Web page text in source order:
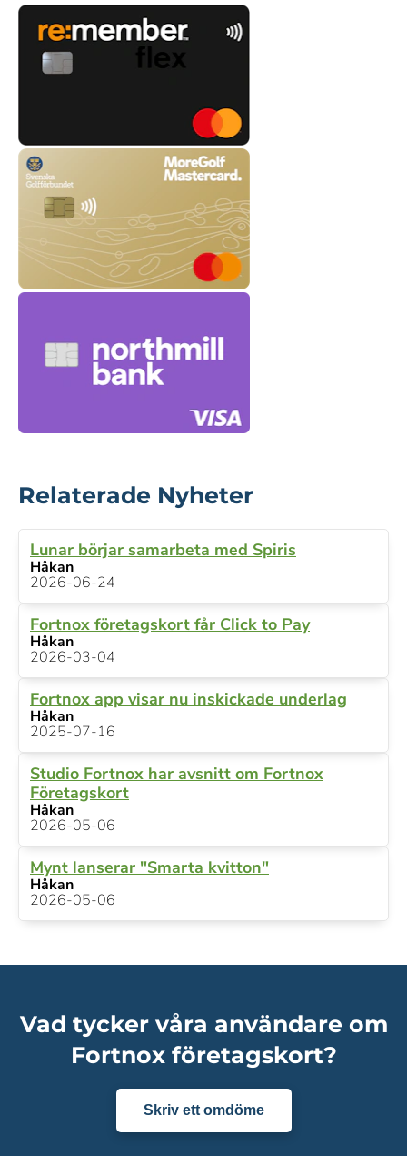
Relaterade Nyheter
Lunar börjar samarbeta med Spiris
Håkan
2026-06-24
Fortnox företagskort får Click to Pay
Håkan
2026-03-04
Fortnox app visar nu inskickade underlag
Håkan
2025-07-16
Studio Fortnox har avsnitt om Fortnox
Företagskort
Håkan
2026-05-06
Mynt lanserar "Smarta kvitton"
Håkan
2026-05-06
Vad tycker våra användare om
Fortnox företagskort?
Skriv ett omdöme